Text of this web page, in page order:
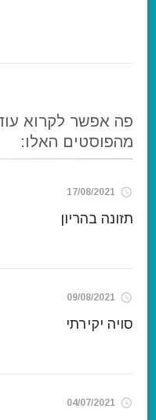
פה אפשר לקרוא
מהפוסטים האלו:
17/08/2021
תזונה בהריון
09/08/2021
סויה יקירתי
04/07/2021